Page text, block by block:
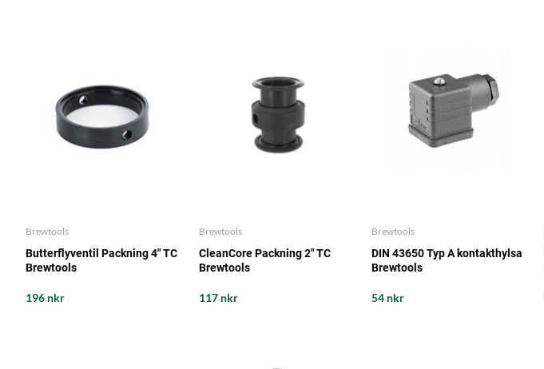
Brewtools
Butterflyventil Packning 4" TC
Brewtools
196 nkr
Brewtools
CleanCore Packning 2" TC
Brewtools
117 nkr
Brewtools
DIN 43650 Typ A kontakthylsa
Brewtools
54 nkr